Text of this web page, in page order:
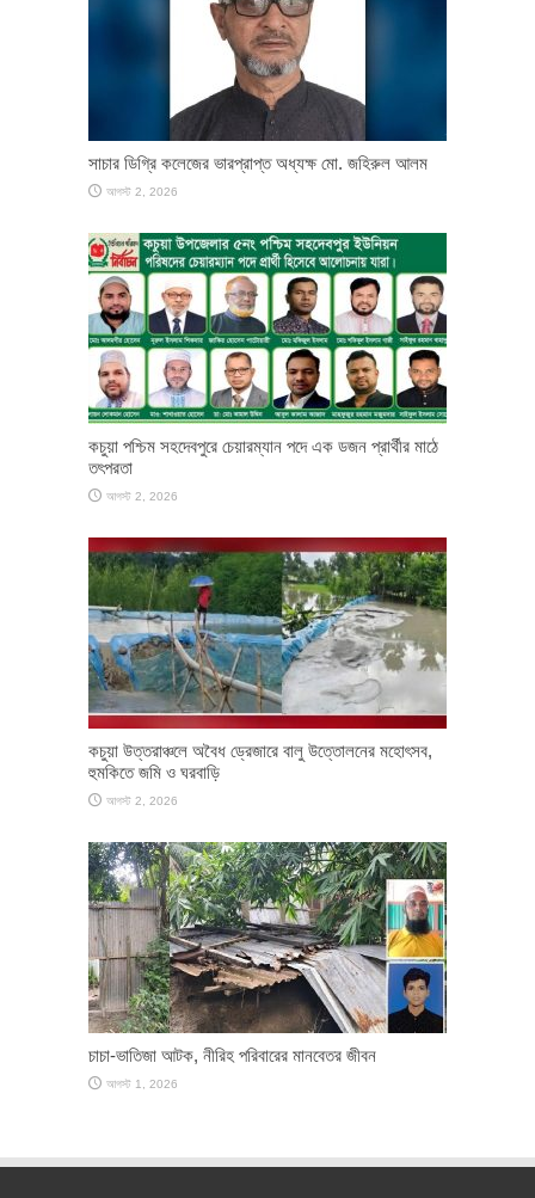
সাচার ডিগ্রি কলেজের ভারপ্রাপ্ত অধ্যক্ষ মো. জহিরুল আলম
আগস্ট 2, 2026
কচুয়া পশ্চিম সহদেবপুরে চেয়ারম্যান পদে এক ডজন প্রার্থীর মাঠে
তৎপরতা
আগস্ট 2, 2026
কচুয়া উত্তরাঞ্চলে অবৈধ ড্রেজারে বালু উত্তোলনের মহোৎসব,
হুমকিতে জমি ও ঘরবাড়ি
আগস্ট 2, 2026
চাচা-ভাতিজা আটক, নীরিহ পরিবারের মানবেতর জীবন
আগস্ট 1, 2026